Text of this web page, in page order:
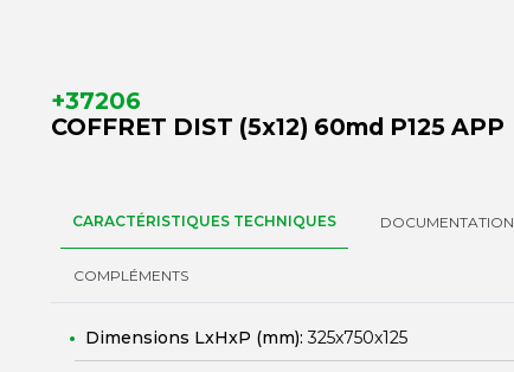
+37206
COFFRET DIST (5x12) 60md P125 APP
CARACTÉRISTIQUES TECHNIQUES DOCUMENTATION
COMPLÉMENTS
Dimensions LxHxP (mm):325x750x125